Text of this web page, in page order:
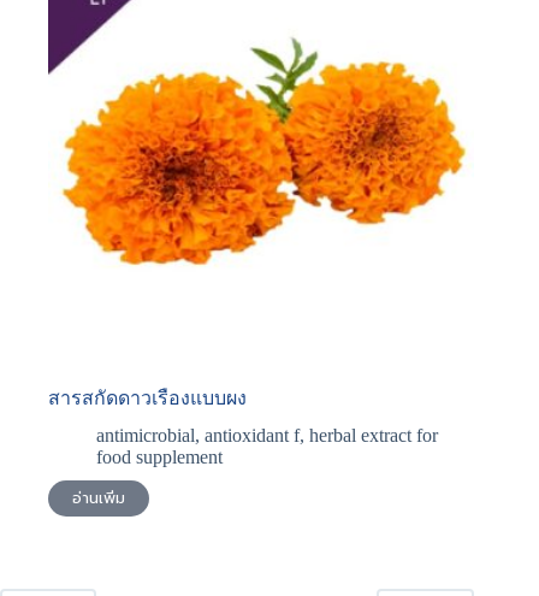
สารสกัดดาวเรืองแบบผง
antimicrobial, antioxidant f, herbal extract for
food supplement
อ่านเพิ่ม